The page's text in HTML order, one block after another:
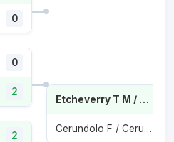
0
0
2
2
Etcheverry T M / Ugo Carabelli C
Cerundolo F / Cerundolo J M